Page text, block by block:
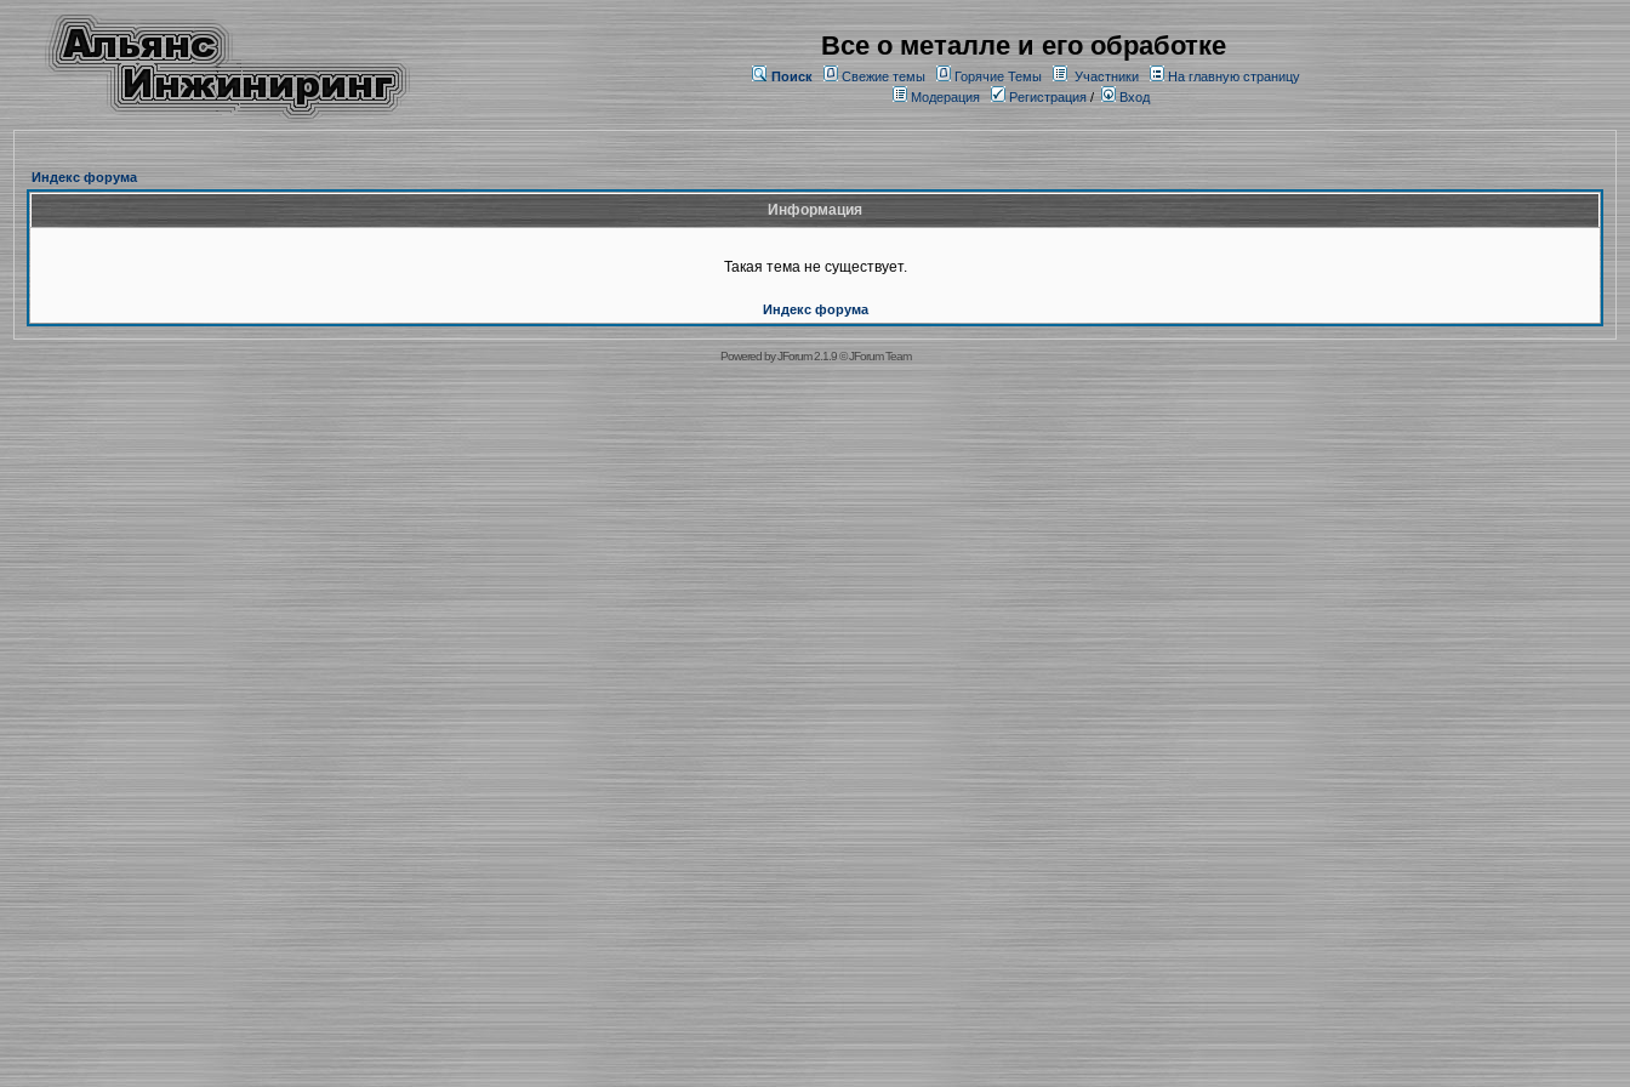
Все о металле и его обработке
Поиск Свежие темы Горячие Темы Участники
На главную страницу
Модерация
Регистрация/ Вход
Индекс форума
Информация
Такая тема не существует.
Индекс форума
Powered byJForum 2.1.9©JForum Team